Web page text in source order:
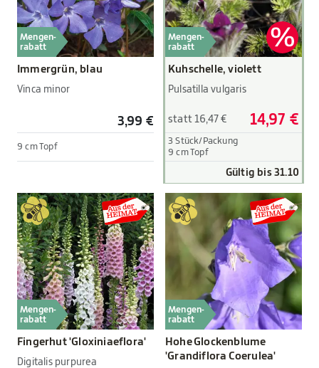
Mengen-
rabatt
Immergrün, blau
Vinca minor
3,99 €
9 cm Topf
Mengen-
rabatt
Kuhschelle, violett
Pulsatilla vulgaris
statt 16,47 € 14,97 €
3 Stück/Packung
9 cm Topf
Gültig bis 31.10
Mengen-
rabatt
Fingerhut 'Gloxiniaeflora'
Digitalis purpurea
Mengen-
rabatt
Hohe Glockenblume
'Grandiflora Coerulea'